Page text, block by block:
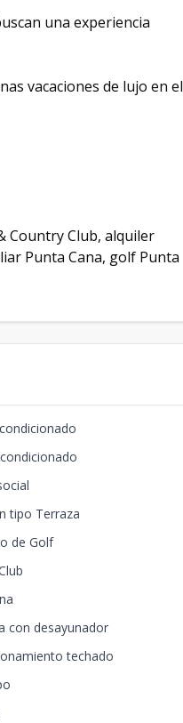
una experiencia
vacaciones de lujo en el
Country Club, alquiler
Punta Cana, golf Punta
tipo Terraza
de Golf
con desayunador
techado